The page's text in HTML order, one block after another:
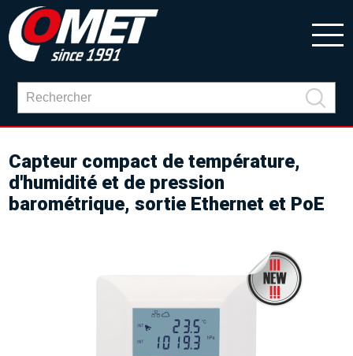
Capteur compact de température,
d'humidité et de pression
barométrique, sortie Ethernet et PoE